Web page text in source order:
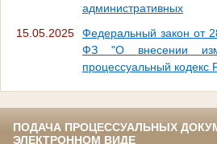
административных
15.05.2025
Федеральный закон от
ФЗ "О внесении
процессуальный кодекс
ПОДАЧА ПРОЦЕССУАЛЬНЫХ
ЭЛЕКТРОННОМ ВИДЕ